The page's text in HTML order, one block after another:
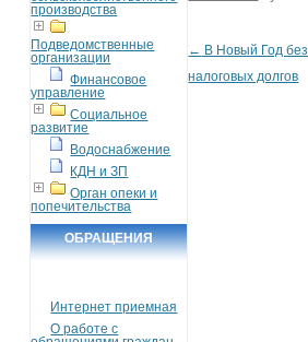
производства
Подведомственные
организации
Финансовое
управление
Социальное
развитие
Водоснабжение
КДН и ЗП
Орган опеки и
попечительства
ОБРАЩЕНИЯ
Интернет приемная
О работе с
Post navigation
← В Новый Год без
налоговых долгов